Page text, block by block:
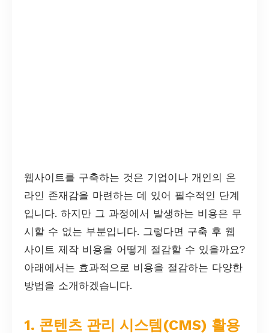
웹사이트를 구축하는 것은 기업이나 개인의 온
라인 존재감을 마련하는 데 있어 필수적인 단계
입니다. 하지만 그 과정에서 발생하는 비용은 무
시할 수 없는 부분입니다. 그렇다면 구축 후 웹
사이트 제작 비용을 어떻게 절감할 수 있을까요?
아래에서는 효과적으로 비용을 절감하는 다양한
방법을 소개하겠습니다.
1. 콘텐츠 관리 시스템(CMS) 활용